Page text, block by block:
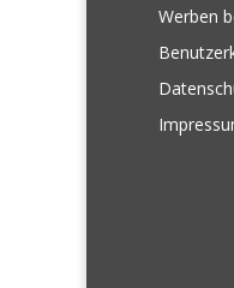
Werben